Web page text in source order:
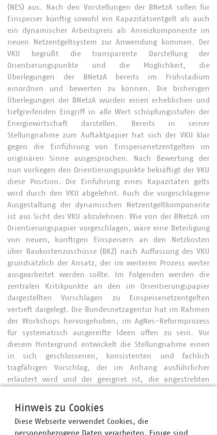
(NES) aus. Nach den Vorstellungen der BNetzA sollen für
Einspeiser künftig sowohl ein Kapazitätsentgelt als auch
ein dynamischer Arbeitspreis als Anreizkomponente im
neuen Netzentgeltsystem zur Anwendung kommen. Der
VKU begrüßt die transparente Darstellung der
Orientierungspunkte und die Möglichkeit, die
Überlegungen der BNetzA bereits im Frühstadium
einordnen und bewerten zu können. Die bisherigen
Überlegungen der BNetzA würden einen erheblichen und
tiefgreifenden Eingriff in alle Wert schöpfungsstufen der
Energiewirtschaft darstellen. Bereits in seiner
Stellungnahme zum Auftaktpapier hat sich der VKU klar
gegen die Einführung von Einspeisenetzentgelten im
originären Sinne ausgesprochen. Nach Bewertung der
nun vorliegen den Orientierungspunkte bekräftigt der VKU
diese Position. Die Einführung eines Kapazitäten gelts
wird durch den VKU abgelehnt. Auch die vorgeschlagene
Ausgestaltung der dynamischen Netzentgeltkomponente
ist aus Sicht des VKU abzulehnen. Wie von der BNetzA im
Orientierungspapier vorgeschlagen, wäre eine Beteiligung
von neuen, künftigen Einspeisern an den Netzkosten
über Baukostenzuschüsse (BKZ) nach Auffassung des VKU
grundsätzlich der Ansatz, der im weiteren Prozess weiter
ausgearbeitet werden sollte. Im Folgenden werden die
zentralen Kritikpunkte an den im Orientierungspapier
dargestellten Vorschlägen zu Einspeisenetzentgelten
vertieft dargelegt. Die Bundesnetzagentur hat im Rahmen
der Workshops hervorgehoben, im AgNes-Reformprozess
für systematisch ausgereifte Ideen offen zu sein. Vor
diesem Hintergrund entwickelt die Stellungnahme einen
in sich geschlossenen, konsistenten und fachlich
tragfähigen Vorschlag, der im Anhang ausführlicher
erläutert wird und der geeignet ist, die angestrebten
in zentralen Punkten entscheidend voranzubringen. Das
ausgearbeitete Modell stellt eine klar strukturierte,
Hinweis zu Cookies
Diese Webseite verwendet Cookies, die
personenbezogene Daten verarbeiten. Einige sind